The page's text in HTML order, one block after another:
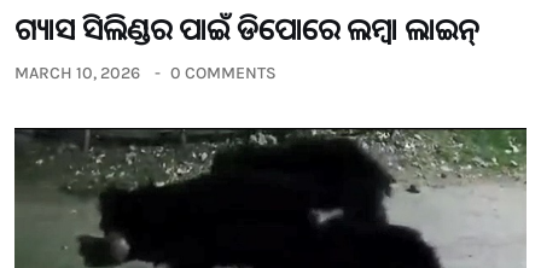
ଗ୍ୟାସ ସିଲିଣ୍ଡର ପାଇଁ ଡିପୋରେ ଲମ୍ବା ଲାଇନ୍
MARCH 10, 2026 0 COMMENTS